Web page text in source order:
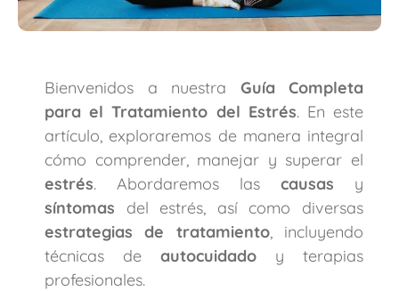
Bienvenidos a nuestra Guía Completa
para el Tratamiento del Estrés. En este
artículo, exploraremos de manera integral
cómo comprender, manejar y superar el
estrés. Abordaremos las causas y
síntomas del estrés, así como diversas
estrategias de tratamiento, incluyendo
técnicas de autocuidado y terapias
profesionales.